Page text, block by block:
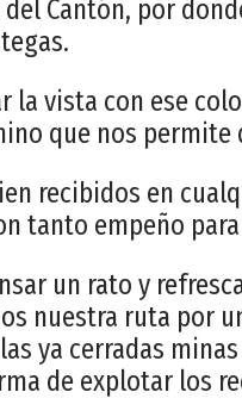
del Cantón, por
la vista con ese
que nos
recibidos en
tanto empeño
un rato y
nuestra ruta por
ya cerradas
de explotar los